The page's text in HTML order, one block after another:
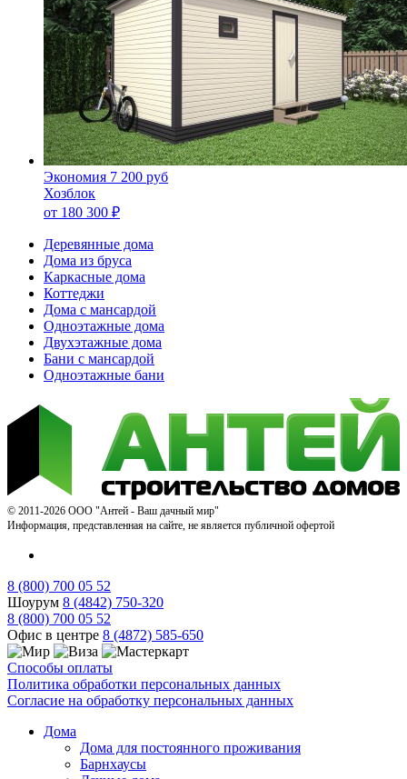
Экономия 7 200 руб
Хозблок
от 180 300 ₽
Деревянные дома
Дома из бруса
Каркасные дома
Коттеджи
Дома с мансардой
Одноэтажные дома
Двухэтажные дома
Бани с мансардой
Одноэтажные бани
© 2011-2026 ООО "Антей - Ваш дачный мир"
Информация, представленная на сайте, не является публичной офертой
8 (800) 700 05 52
Шоурум 8 (4842) 750-320
8 (800) 700 05 52
Офис в центре 8 (4872) 585-650
Способы оплаты
Политика обработки персональных данных
Согласие на обработку персональных данных
Дома
Дома для постоянного проживания
Барнхаусы